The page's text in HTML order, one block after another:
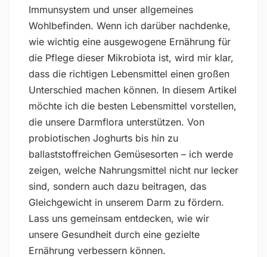
Immunsystem und unser allgemeines
Wohlbefinden. Wenn ich darüber nachdenke,
wie wichtig eine ausgewogene Ernährung für
die Pflege dieser Mikrobiota ist, wird mir klar,
dass die richtigen Lebensmittel einen großen
Unterschied machen können. In diesem Artikel
möchte ich die besten Lebensmittel vorstellen,
die unsere Darmflora unterstützen. Von
probiotischen Joghurts bis hin zu
ballaststoffreichen Gemüsesorten – ich werde
zeigen, welche Nahrungsmittel nicht nur lecker
sind, sondern auch dazu beitragen, das
Gleichgewicht in unserem Darm zu fördern.
Lass uns gemeinsam entdecken, wie wir
unsere Gesundheit durch eine gezielte
Ernährung verbessern können.